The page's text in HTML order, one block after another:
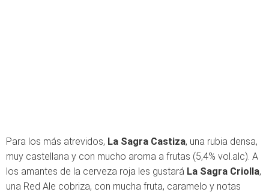
Para los más atrevidos, La Sagra Castiza, una rubia densa,
muy castellana y con mucho aroma a frutas (5,4% vol.alc). A
los amantes de la cerveza roja les gustará La Sagra Criolla,
una Red Ale cobriza, con mucha fruta, caramelo y notas